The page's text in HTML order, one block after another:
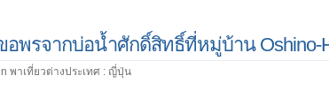
พรจากบ่อน้ำศักดิ์สิทธิ์ที่หมู่บ้าน Oshino-
พาเที่ยวต่างประเทศ : ญี่ปุ่น